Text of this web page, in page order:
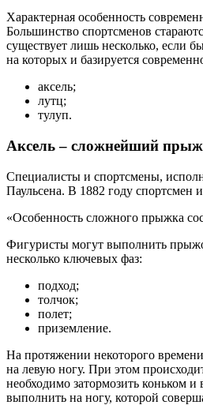
Характерная особенность
Большинство спортсменов
существует лишь несколько, если
на которых и базируется
аксель;
лутц;
тулуп.
Аксель – сложнейший
Специалисты и спортсмены,
Паульсена. В 1882 году спортсмен
«Особенность сложного прыжка
Фигуристы могут выполнить
несколько ключевых фаз:
подход;
толчок;
полет;
приземление.
На протяжении некоторого
на левую ногу. При этом
необходимо затормозить коньком
выполнить на ногу, которой